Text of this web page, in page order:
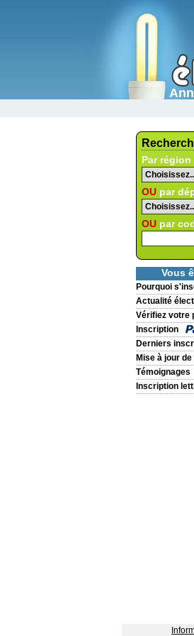
Par région
OU par
OU par
Vous
Pourquoi
Actualité
Vérifiez votre
Inscription
Derniers
Mise à jour
Témoignages
Inscription